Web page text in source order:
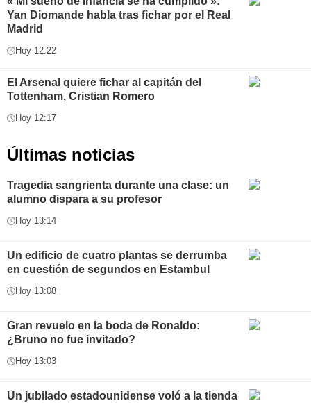
Yan Diomande habla tras fichar por el Real
Madrid
Hoy 12:22
El Arsenal quiere fichar al capitán del
Tottenham, Cristian Romero
Hoy 12:17
Últimas noticias
Tragedia sangrienta durante una clase: un
alumno dispara a su profesor
Hoy 13:14
Un edificio de cuatro plantas se derrumba
en cuestión de segundos en Estambul
Hoy 13:08
Gran revuelo en la boda de Ronaldo:
¿Bruno no fue invitado?
Hoy 13:03
Un jubilado estadounidense voló a la tienda